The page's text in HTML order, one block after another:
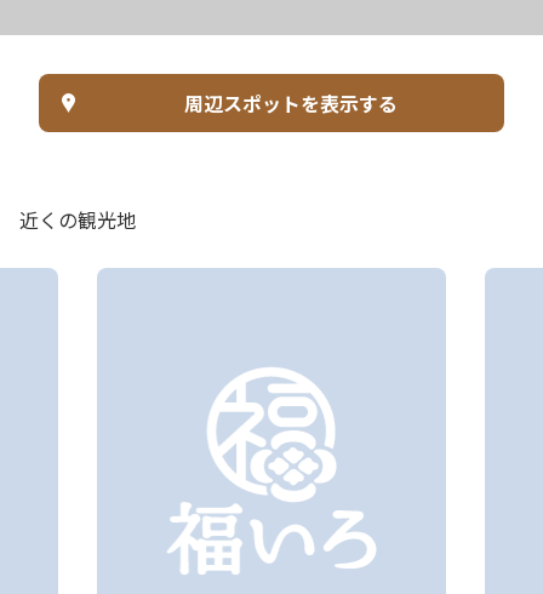
周辺スポットを表示する
近くの観光地